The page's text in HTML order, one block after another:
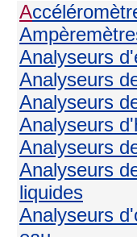
A
Analyseurs
Analyseurs
Analyseurs
Analyseurs
Analyseurs
Analyseurs
liquides
Analyseurs